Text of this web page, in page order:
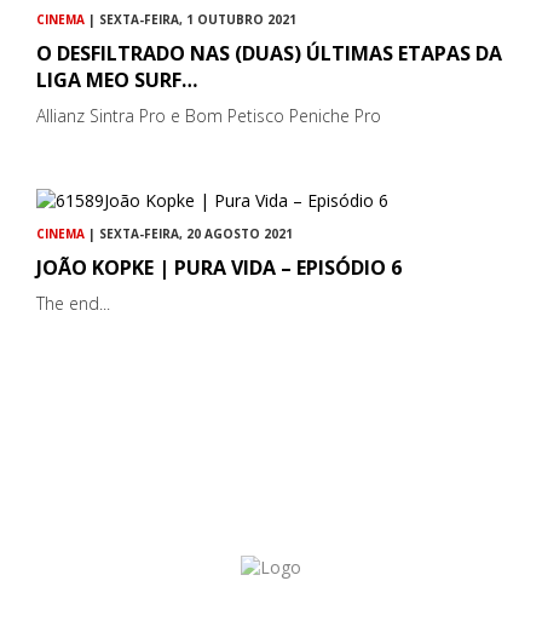
CINEMA | SEXTA-FEIRA, 1 OUTUBRO 2021
O DESFILTRADO NAS (DUAS) ÚLTIMAS ETAPAS DA
LIGA MEO SURF…
Allianz Sintra Pro e Bom Petisco Peniche Pro
CINEMA | SEXTA-FEIRA, 20 AGOSTO 2021
JOÃO KOPKE | PURA VIDA – EPISÓDIO 6
The end...